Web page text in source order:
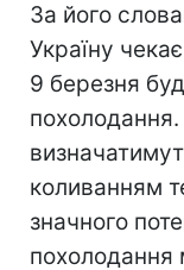
За його
Україну
9 березня
похолодання.
коливанням
значного
похолодання